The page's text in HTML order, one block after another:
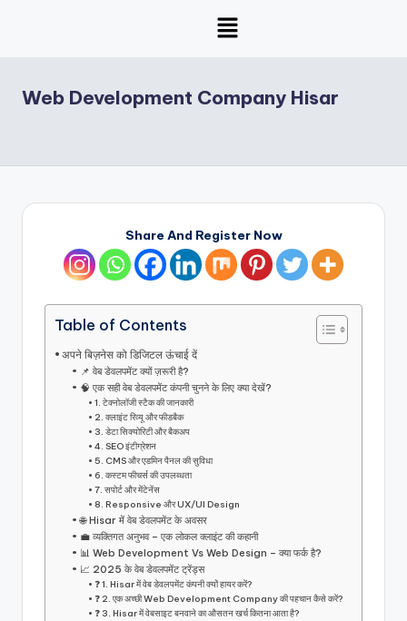
Web Development Company Hisar
Share And Register Now
Table of Contents
अपने बिज़नेस को डिजिटल ऊंचाई दें
📌 वेब डेवलपमेंट क्यों ज़रूरी है?
🧠 एक सही वेब डेवलपमेंट कंपनी चुनने के लिए क्या देखें?
1. टेक्नोलॉजी स्टैक की जानकारी
2. क्लाइंट रिव्यू और फीडबैक
3. डेटा सिक्योरिटी और बैकअप
4. SEO इंटीग्रेशन
5. CMS और एडमिन पैनल की सुविधा
6. कस्टम फीचर्स की उपलब्धता
7. सपोर्ट और मेंटेनेंस
8. Responsive और UX/UI Design
🌐 Hisar में वेब डेवलपमेंट के अवसर
💼 व्यक्तिगत अनुभव – एक लोकल क्लाइंट की कहानी
📊 Web Development Vs Web Design – क्या फर्क है?
📈 2025 के वेब डेवलपमेंट ट्रेंड्स
❓ 1. Hisar में वेब डेवलपमेंट कंपनी क्यों हायर करें?
❓ 2. एक अच्छी Web Development Company की पहचान कैसे करें?
❓ 3. Hisar में वेबसाइट बनवाने का औसतन खर्च कितना आता है?